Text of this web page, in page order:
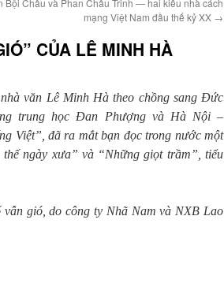
Bội Châu và Phan Châu Trinh — hai kiểu nhà cách
mạng Việt Nam đầu thế kỷ XX →
CỦA LÊ MINH HÀ
văn Lê Minh Hà theo chồng sang Đức
trung học Đan Phượng và Hà Nội –
Việt”, đã ra mắt bạn đọc trong nước một
ngày xưa” và “Những giọt trầm”, tiểu
gió, do công ty Nhã Nam và NXB Lao